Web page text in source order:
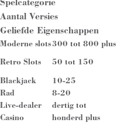
Spelcategorie
Aantal Versies
Geliefde Eigenschappen
Moderne slots300 tot 800 plus
Retro Slots 50 tot 150
Blackjack
10-25
Rad
8-20
Live-dealer
Casino
dertig tot
honderd plus